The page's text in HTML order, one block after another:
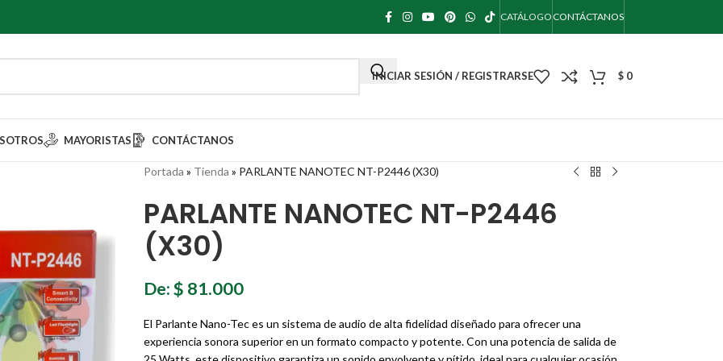
CATÁLOGO CONTÁCTANOS
INICIAR SESIÓN / REGISTRARSE $ 0
MAYORISTAS CONTÁCTANOS
Portada » Tienda » PARLANTE NANOTEC NT-P2446 (X30)
PARLANTE NANOTEC NT-P2446
(X30)
De:$ 81.000
El Parlante Nano-Tec es un sistema de audio de alta fidelidad diseñado para ofrecer una
experiencia sonora superior en un formato compacto y potente. Con una potencia de salida de